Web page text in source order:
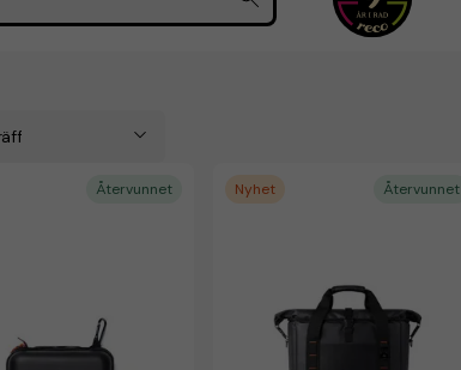
Återvunnet Nyhet Återvunnet